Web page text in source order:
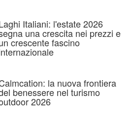
Italiani: l'estate 2026
una crescita nei prezzi e
crescente fascino
la nuova frontiera
benessere nel turismo
2026